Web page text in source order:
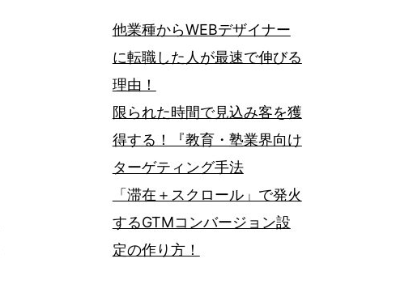
他業種からWEBデザイナー
に転職した人が最速で伸びる
理由！
限られた時間で見込み客を獲
得する！『教育・塾業界向け
ターゲティング手法
「滞在＋スクロール」で発火
するGTMコンバージョン設
定の作り方！